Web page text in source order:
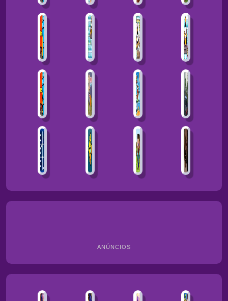
ANÚNCIOS